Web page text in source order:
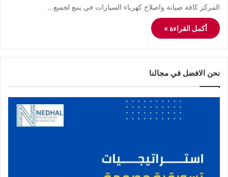
المركز كافة صيانة واصلاح كهرباء السيارات في ينبع لجميع…
أكمل القراءة »
نحن الافضل في مجالنا